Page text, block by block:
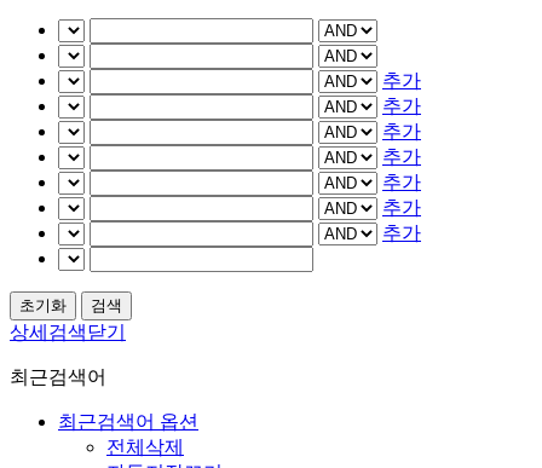
추가
추가
추가
추가
추가
추가
추가
상세검색닫기
최근검색어
최근검색어 옵션
전체삭제